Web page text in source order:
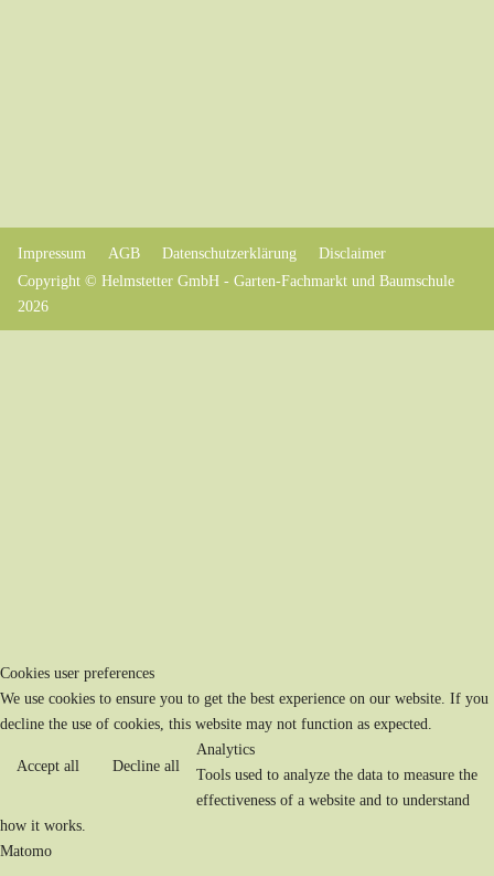
Impressum AGB Datenschutzerklärung
Disclaimer
Copyright © Helmstetter GmbH - Garten-Fachmarkt und Baumschule
2026
Cookies user preferences
We use cookies to ensure you to get the best experience on our website. If you
decline the use of cookies, this website may not function as expected.
Accept all Decline all
Analytics
Tools used to analyze the data to measure the
effectiveness of a website and to understand
how it works.
Matomo